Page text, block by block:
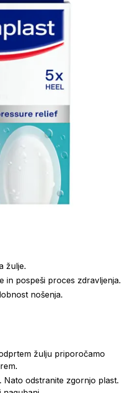
žulje.
in pospeši proces zdravljenja.
nošenja.
žulju priporočamo
Nato odstranite zgornjo plast.